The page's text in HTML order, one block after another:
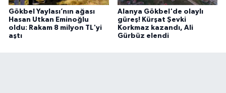
Gökbel Yaylası’nın ağası
Hasan Utkan Eminoğlu
oldu: Rakam 8 milyon TL'yi
aştı
Alanya Gökbel'de olaylı
güreş! Kürşat Şevki
Korkmaz kazandı, Ali
Gürbüz elendi